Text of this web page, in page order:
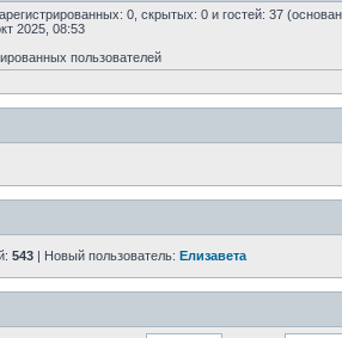
0, скрытых: 0 и гостей: 37
2025, 08:53
пользователей
543 | Новый пользователь: Елизавета